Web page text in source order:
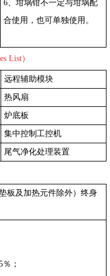
6、坩埚钳不一定与坩埚配
合使用，也可单独使用。
List）
远程辅助模块
热风扇
炉底板
集中控制工控机
尾气净化处理装置
板及加热元件除外） 终身
；